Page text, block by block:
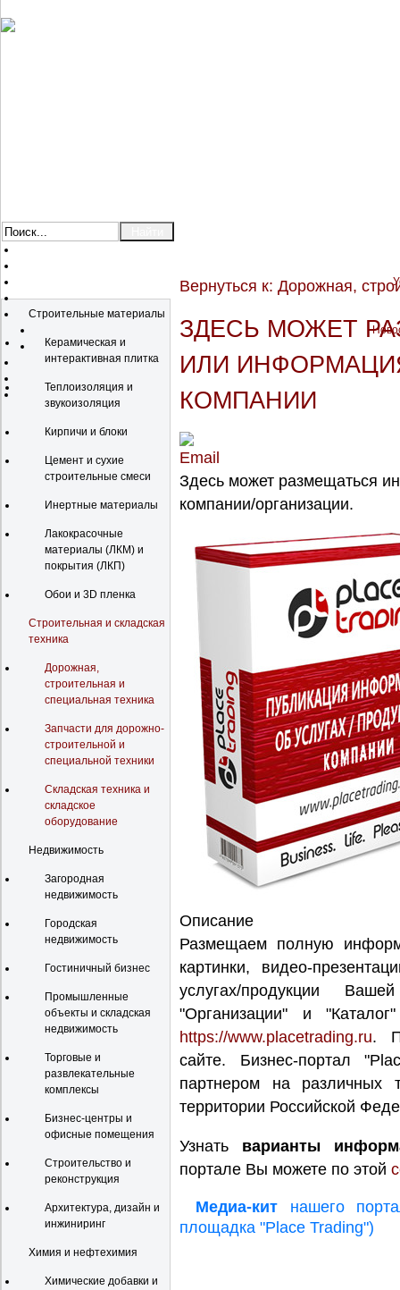
Строительные материалы
Керамическая и
интерактивная плитка
Теплоизоляция и
звукоизоляция
Кирпичи и блоки
Цемент и сухие
строительные смеси
Инертные материалы
Лакокрасочные
материалы (ЛКМ) и
покрытия (ЛКП)
Обои и 3D пленка
Строительная и складская
техника
Дорожная,
строительная и
специальная техника
Запчасти для дорожно-
строительной и
специальной техники
Складская техника и
складское
оборудование
Недвижимость
Загородная
недвижимость
Городская
недвижимость
Гостиничный бизнес
Промышленные
объекты и складская
недвижимость
Торговые и
развлекательные
комплексы
Бизнес-центры и
офисные помещения
Строительство и
реконструкция
Архитектура, дизайн и
инжиниринг
Химия и нефтехимия
Химические добавки и
Вернуться к: Дорожная,
ЗДЕСЬ МОЖЕТ
ИЛИ
КОМПАНИИ
Здесь может размещаться
компании/организации.
Описание
Размещаем полную
картинки, видео-
услугах/продукции
"Организации" и
https://www.placetrading.ru.
сайте. Бизнес-портал
партнером на различных
территории Российской
Узнать варианты
портале Вы можете по этой
Медиа-кит нашего
площадка "Place Trading")